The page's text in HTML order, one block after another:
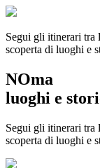
Segui gli itinerari tra
scoperta di luoghi e
NOma
luoghi e
Segui gli itinerari tra
scoperta di luoghi e